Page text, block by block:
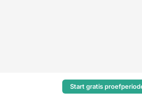
Start gratis